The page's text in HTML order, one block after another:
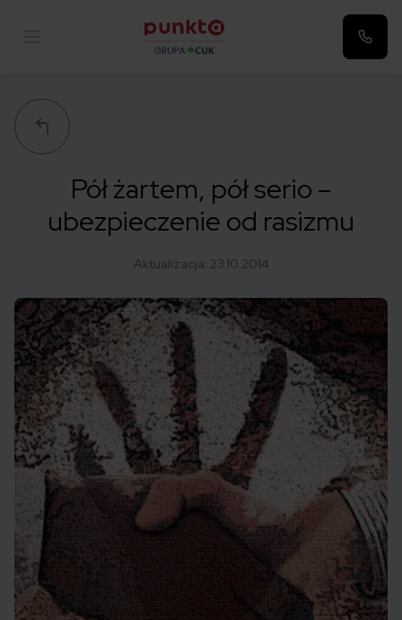
Pół żartem, pół serio –
ubezpieczenie od rasizmu
Aktualizacja: 23.10.2014